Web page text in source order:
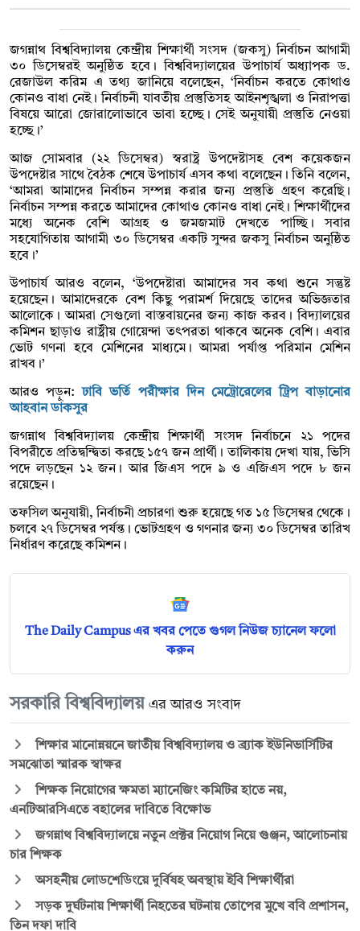
জগন্নাথ বিশ্ববিদ্যালয় কেন্দ্রীয় শিক্ষার্থী সংসদ (জকসু) নির্বাচন আগামী
৩০ ডিসেম্বরই অনুষ্ঠিত হবে। বিশ্ববিদ্যালয়ের উপাচার্য অধ্যাপক ড.
রেজাউল করিম এ তথ্য জানিয়ে বলেছেন, ‘নির্বাচন করতে কোথাও
কোনও বাধা নেই। নির্বাচনী যাবতীয় প্রস্তুতিসহ আইনশৃঙ্খলা ও নিরাপত্তা
বিষয়ে আরো জোরালোভাবে ভাবা হচ্ছে। সেই অনুযায়ী প্রস্তুতি নেওয়া
হচ্ছে।’
আজ সোমবার (২২ ডিসেম্বর) স্বরাষ্ট্র উপদেষ্টাসহ বেশ কয়েকজন
উপদেষ্টার সাথে বৈঠক শেষে উপাচার্য এসব কথা বলেছেন। তিনি বলেন,
‘আমরা আমাদের নির্বাচন সম্পন্ন করার জন্য প্রস্তুতি গ্রহণ করেছি।
নির্বাচন সম্পন্ন করতে আমাদের কোথাও কোনও বাধা নেই। শিক্ষার্থীদের
মধ্যে অনেক বেশি আগ্রহ ও জমজমাট দেখতে পাচ্ছি। সবার
সহযোগিতায় আগামী ৩০ ডিসেম্বর একটি সুন্দর জকসু নির্বাচন অনুষ্ঠিত
হবে।’
উপাচার্য আরও বলেন, ‘উপদেষ্টারা আমাদের সব কথা শুনে সন্তুষ্ট
হয়েছেন। আমাদেরকে বেশ কিছু পরামর্শ দিয়েছে তাদের অভিজ্ঞতার
আলোকে। আমরা সেগুলো বাস্তবায়নের জন্য কাজ করব। বিদ্যালয়ের
কমিশন ছাড়াও রাষ্ট্রীয় গোয়েন্দা তৎপরতা থাকবে অনেক বেশি। এবার
ভোট গণনা হবে মেশিনের মাধ্যমে। আমরা পর্যাপ্ত পরিমান মেশিন
রাখব।’
আরও পড়ুন:ঢাবি ভর্তি পরীক্ষার দিন মেট্রোরেলের ট্রিপ বাড়ানোর
আহবান ডাকসুর
জগন্নাথ বিশ্ববিদ্যালয় কেন্দ্রীয় শিক্ষার্থী সংসদ নির্বাচনে ২১ পদের
বিপরীতে প্রতিদ্বন্দ্বিতা করছে ১৫৭ জন প্রার্থী। তালিকায় দেখা যায়, ভিসি
পদে লড়ছেন ১২ জন। আর জিএস পদে ৯ ও এজিএস পদে ৮ জন
রয়েছেন।
তফসিল অনুযায়ী, নির্বাচনী প্রচারণা শুরু হয়েছে গত ১৫ ডিসেম্বর থেকে।
চলবে ২৭ ডিসেম্বর পর্যন্ত। ভোটগ্রহণ ও গণনার জন্য ৩০ ডিসেম্বর তারিখ
নির্ধারণ করেছে কমিশন।
The Daily Campus এর খবর পেতে গুগল নিউজ চ্যানেল ফলো
করুন
সরকারি বিশ্ববিদ্যালয় এর আরও সংবাদ
শিক্ষার মানোন্নয়নে জাতীয় বিশ্ববিদ্যালয় ও ব্র্যাক ইউনিভার্সিটির
সমঝোতা স্মারক স্বাক্ষর
শিক্ষক নিয়োগের ক্ষমতা ম্যানেজিং কমিটির হাতে নয়,
এনটিআরসিএতে বহালের দাবিতে বিক্ষোভ
জগন্নাথ বিশ্ববিদ্যালয়ে নতুন প্রক্টর নিয়োগ নিয়ে গুঞ্জন, আলোচনায়
চার শিক্ষক
অসহনীয় লোডশেডিংয়ে দুর্বিষহ অবস্থায় ইবি শিক্ষার্থীরা
সড়ক দুর্ঘটনায় শিক্ষার্থী নিহতের ঘটনায় তোপের মুখে ববি প্রশাসন,
তিন দফা দাবি